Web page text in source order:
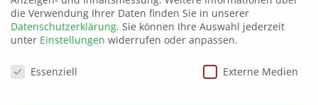
die Verwendung Ihrer Daten finden Sie in unserer
Datenschutzerklärung. Sie können Ihre Auswahl jederzeit
unter Einstellungen widerrufen oder anpassen.
Datenschutzeinstellungen
Essenziell Externe Medien